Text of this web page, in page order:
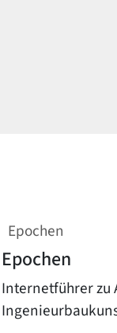
Epochen
Epochen
Internetführer zu